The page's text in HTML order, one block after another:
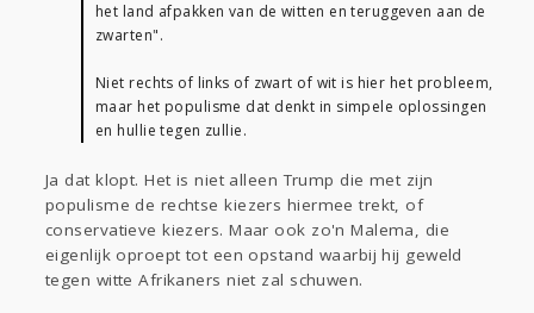
het land afpakken van de witten en teruggeven aan de
zwarten".
Niet rechts of links of zwart of wit is hier het probleem,
maar het populisme dat denkt in simpele oplossingen
en hullie tegen zullie.
Ja dat klopt. Het is niet alleen Trump die met zijn
populisme de rechtse kiezers hiermee trekt, of
conservatieve kiezers. Maar ook zo'n Malema, die
eigenlijk oproept tot een opstand waarbij hij geweld
tegen witte Afrikaners niet zal schuwen.